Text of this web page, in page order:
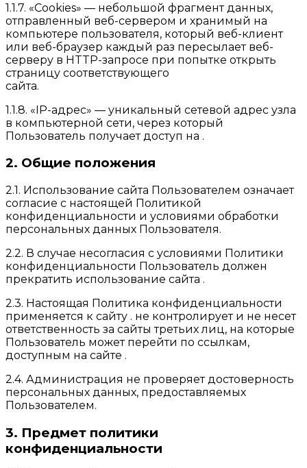
1.1.7. «Cookies» — небольшой фрагмент данных,
отправленный веб-сервером и хранимый на
компьютере пользователя, который веб-клиент
или веб-браузер каждый раз пересылает веб-
серверу в HTTP-запросе при попытке открыть
страницу соответствующего
сайта.
1.1.8. «IP-адрес» — уникальный сетевой адрес узла
в компьютерной сети, через который
Пользователь получает доступ на .
2. Общие положения
2.1. Использование сайта Пользователем означает
согласие с настоящей Политикой
конфиденциальности и условиями обработки
персональных данных Пользователя.
2.2. В случае несогласия с условиями Политики
конфиденциальности Пользователь должен
прекратить использование сайта .
2.3. Настоящая Политика конфиденциальности
применяется к сайту . не контролирует и не несет
ответственность за сайты третьих лиц, на которые
Пользователь может перейти по ссылкам,
доступным на сайте .
2.4. Администрация не проверяет достоверность
персональных данных, предоставляемых
Пользователем.
3. Предмет политики
конфиденциальности